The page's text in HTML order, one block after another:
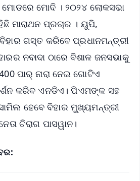
ମୋଦି । ୨୦୨୪ ଲୋକସଭା
ମାରାଥନ ପ୍ରଚାର । ୟୁପି,
ଗସ୍ତ କରିବେ ପ୍ରଧାନମନ୍ତ୍ରୀ
ନବାଦା ଠାରେ ବିଶାଳ ଜନସଭାକୁ
ପାର୍ ନାରା ନେଇ ଗୋଟିଏ
କରିବ ଏନଡିଏ। ପିଏମଙ୍କ ସହ
ହେବେ ବିହାର ମୁ୍ଖ୍ୟମନ୍ତ୍ରୀ
ଚିରାଗ ପାସୱାନ।